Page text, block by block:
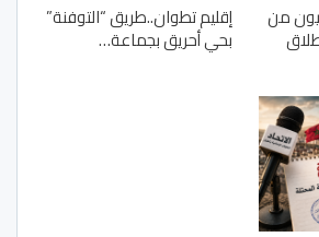
من 2,7 مليون من إقليم تطوان..طريق “التوفنة”
بحي أحريق بجماعة…